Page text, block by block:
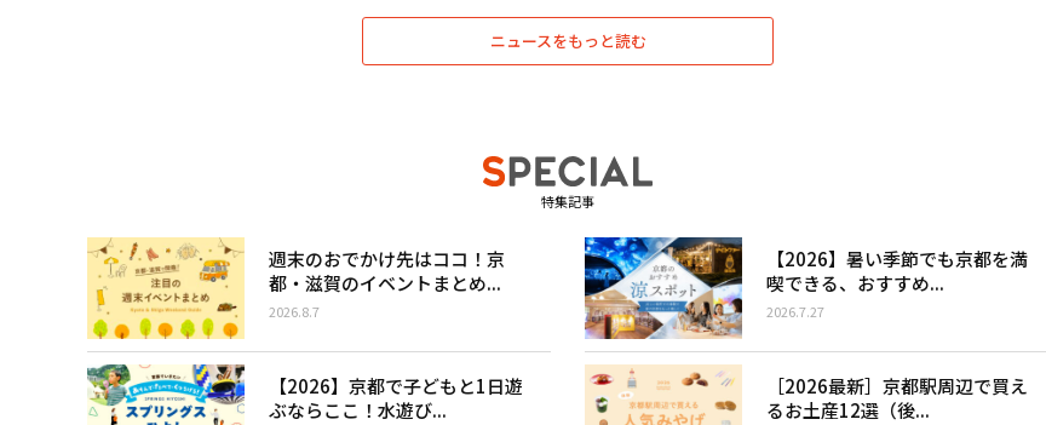
ニュースをもっと読む
特集記事
週末のおでかけ先はココ！京
都・滋賀のイベントまとめ...
2026.8.7
【2026】暑い季節でも京都を満
喫できる、おすすめ...
2026.7.27
【2026】京都で子どもと1日遊
ぶならここ！水遊び...
［2026最新］京都駅周辺で買え
るお土産12選（後...